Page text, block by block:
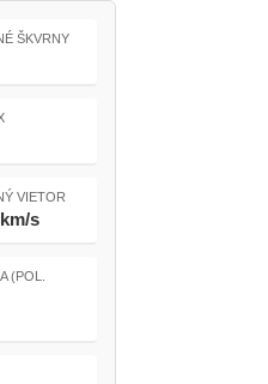
ŠKVRNY
VIETOR
s
(POL.